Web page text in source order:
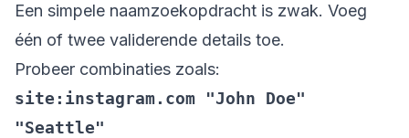
Een simpele naamzoekopdracht is zwak. Voeg
één of twee validerende details toe.
Probeer combinaties zoals:
site:instagram.com "John Doe"
"Seattle"